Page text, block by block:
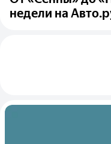
недели на